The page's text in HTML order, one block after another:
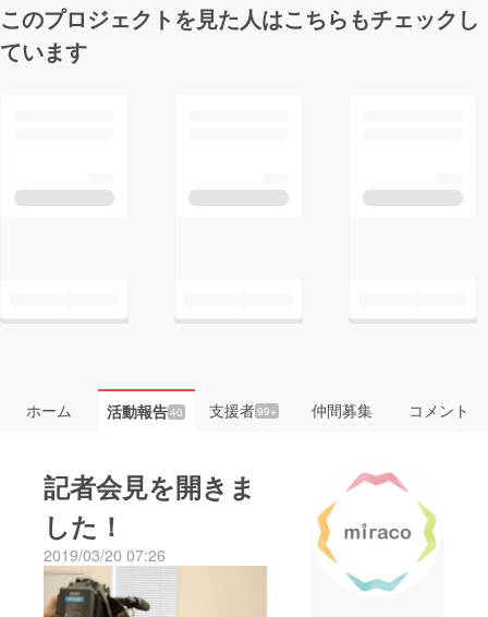
このプロジェクトを見た人はこちらもチェックし
ています
ホーム 活動報告40 支援者99+ 仲間募集 コメント
記者会見を開きま
した！
2019/03/20 07:26